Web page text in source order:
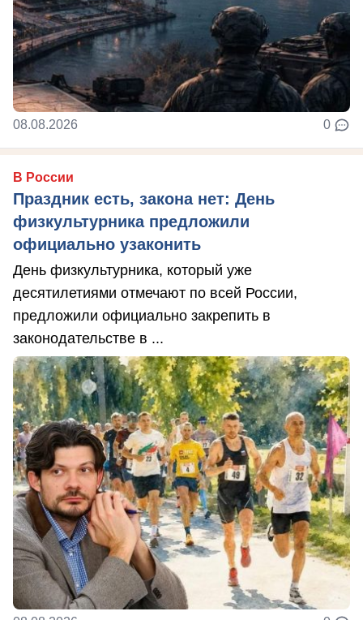
08.08.2026 0
В России
Праздник есть, закона нет: День
физкультурника предложили
официально узаконить
День физкультурника, который уже
десятилетиями отмечают по всей России,
предложили официально закрепить в
законодательстве в ...